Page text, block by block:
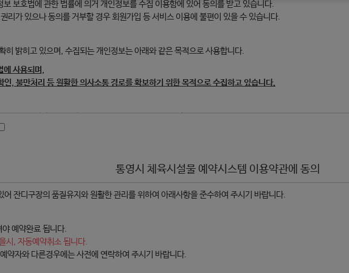
보호법에 관한 법률에 의거 개인정보를 수집 이용함에 있어 동의를 받고 있습니다.
리가 있으나 동의를 거부할 경우 회원가입 등 서비스 이용에 불편이 있을 수 있습니다.
히 밝히고 있으며, 수집되는 개인정보는 아래와 같은 목적으로 사용합니다.
에 사용되며,
인, 불만처리 등 원활한 의사소통 경로를 확보하기 위한 목적으로 수집하고 있습니다.
3년이며,이용일로부터 3년이 경과하거나 회원탈퇴시 보유하고 있는 개인정보를 지체 없이 파기합니다.
쳐 개인정보의 보유 및 이용기간을 연장할 수 있습니다.
의 내용
실 수 있습니다. 다만, 이 경우 이용자의 본인 확인이 안되므로 체육시설을 이용할 수 없습니다.
본정보 외에 추가정보(체육시설 이용 시 선택 항목)를 수집하지 않으며, 이 동의로 인한 이용 상의 불이익은
통영시 체육시설물 예약시스템 이용약관에 동의
잔디구장의 품질유지와 원활한 관리를 위하여 아래사항을 준수하여 주시기 바랍니다.
예약완료 됩니다.
시, 자동예약취소 됩니다.
약자와 다른경우에는 사전에 연락하여 주시기 바랍니다.